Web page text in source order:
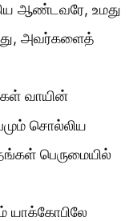
ஆண்டவரே, உமது
அவர்களைத்
வாயின்
சொல்லிய
பெருமையில்
யாக்கோபிலே